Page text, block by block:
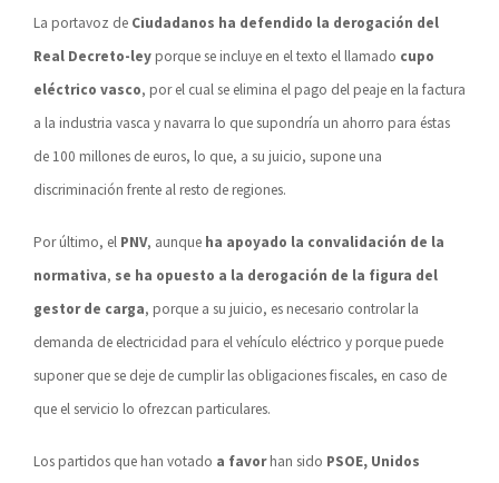
La portavoz de Ciudadanos ha defendido la derogación del
Real Decreto-leyporque se incluye en el texto el llamado cupo
eléctrico vasco, por el cual se elimina el pago del peaje en la factura
a la industria vasca y navarra lo que supondría un ahorro para éstas
de 100 millones de euros, lo que, a su juicio, supone una
discriminación frente al resto de regiones.
Por último, el PNV, aunque ha apoyado la convalidación de la
normativa, se ha opuesto a la derogación de la figura del
gestor de carga, porque a su juicio, es necesario controlar la
demanda de electricidad para el vehículo eléctrico y porque puede
suponer que se deje de cumplir las obligaciones fiscales, en caso de
que el servicio lo ofrezcan particulares.
Los partidos que han votado a favorhan sido PSOE, Unidos